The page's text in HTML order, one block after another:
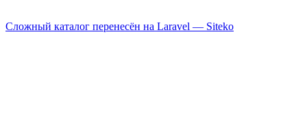
Сложный каталог перенесён на Laravel — Siteko